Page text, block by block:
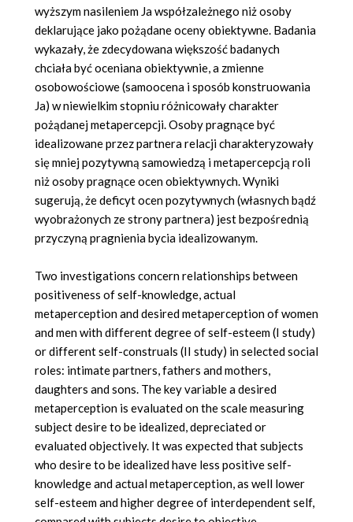
wyższym nasileniem Ja współzależnego niż osoby
deklarujące jako pożądane oceny obiektywne. Badania
wykazały, że zdecydowana większość badanych
chciała być oceniana obiektywnie, a zmienne
osobowościowe (samoocena i sposób konstruowania
Ja) w niewielkim stopniu różnicowały charakter
pożądanej metapercepcji. Osoby pragnące być
idealizowane przez partnera relacji charakteryzowały
się mniej pozytywną samowiedzą i metapercepcją roli
niż osoby pragnące ocen obiektywnych. Wyniki
sugerują, że deficyt ocen pozytywnych (własnych bądź
wyobrażonych ze strony partnera) jest bezpośrednią
przyczyną pragnienia bycia idealizowanym.
Two investigations concern relationships between
positiveness of self-knowledge, actual
metaperception and desired metaperception of women
and men with different degree of self-esteem (I study)
or different self-construals (II study) in selected social
roles: intimate partners, fathers and mothers,
daughters and sons. The key variable a desired
metaperception is evaluated on the scale measuring
subject desire to be idealized, depreciated or
evaluated objectively. It was expected that subjects
who desire to be idealized have less positive self-
knowledge and actual metaperception, as well lower
self-esteem and higher degree of interdependent self,